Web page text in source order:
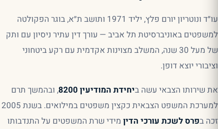
עו״ד ונוטריון יורם פלץ, יליד 1971 ותושב ת״א, בוגר הפקולטה
למשפטים באוניברסיטת תל אביב — עורך דין עתיר ניסיון עם ותק
של מעל 30 שנה, המשלב מצוינות אקדמית עם רקע ביטחוני
וציבורי יוצא דופן.
את שירותו הצבאי עשה ביחידת המודיעין 8200
, ובהמשך תרם
למערכת המשפט הצבאית כקצין משפטים במילואים. בשנת 2005
זכה בפרס לשכת עורכי הדין מידי שרת המשפטים על התנדבותו